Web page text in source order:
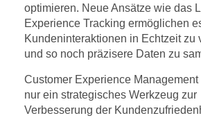
optimieren. Neue Ansätze wie das
Experience Tracking ermöglichen
Kundeninteraktionen in Echtzeit zu
und so noch präzisere Daten zu
Customer Experience Management
nur ein strategisches Werkzeug zur
Verbesserung der